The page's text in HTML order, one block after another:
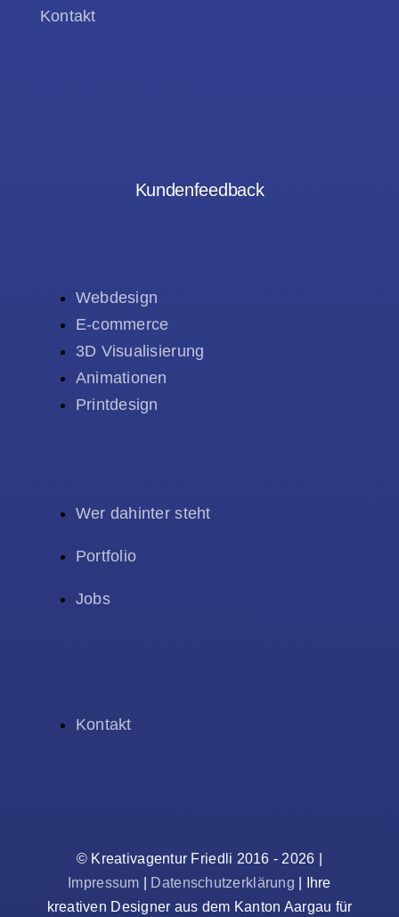
Kontakt
Kundenfeedback
Webdesign
E-commerce
3D Visualisierung
Animationen
Printdesign
Wer dahinter steht
Portfolio
Jobs
Kontakt
© Kreativagentur Friedli 2016 - 2026 |
Impressum
Datenschutzerklärung
| Ihre
kreativen Designer aus dem Kanton Aargau für